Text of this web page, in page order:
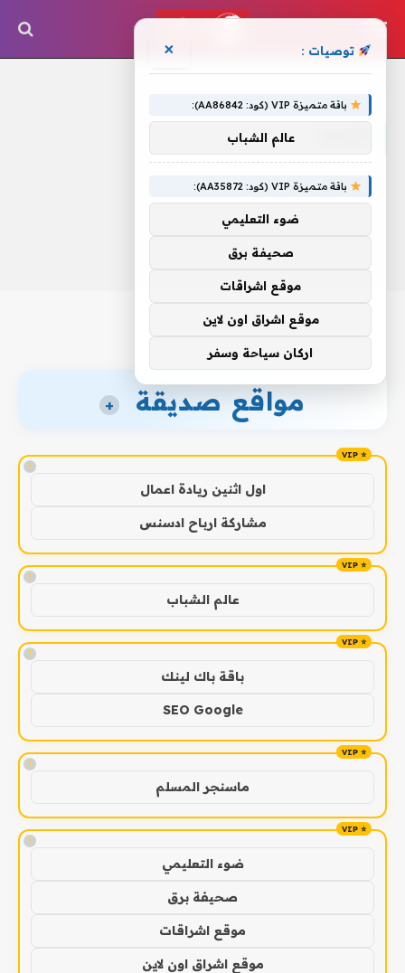
مواقع صديقة +
!
اول اثنين ريادة اعمال
مشاركة ارباح ادسنس
!
عالم الشباب
!
باقة باك لينك
SEO Google
!
ماسنجر المسلم
!
ضوء التعليمي
صحيفة برق
موقع اشراقات
موقع اشراق اون لاين
توصيات : ×
باقة متميزة VIP (كود: AA86842):
عالم الشباب
باقة متميزة VIP (كود: AA35872):
ضوء التعليمي
صحيفة برق
موقع اشراقات
موقع اشراق اون لاين
اركان سياحة وسفر